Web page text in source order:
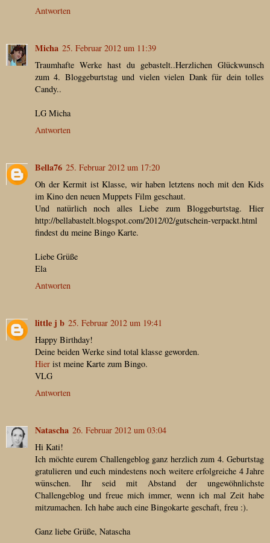
Antworten
Micha 25. Februar 2012 um 11:39
Traumhafte Werke hast du gebastelt..Herzlichen Glückwunsch
zum 4. Bloggeburtstag und vielen vielen Dank für dein tolles
Candy..
LG Micha
Antworten
Bella76 25. Februar 2012 um 17:20
Oh der Kermit ist Klasse, wir haben letztens noch mit den Kids
im Kino den neuen Muppets Film geschaut.
Und natürlich noch alles Liebe zum Bloggeburtstag. Hier
http://bellabastelt.blogspot.com/2012/02/gutschein-verpackt.html
findest du meine Bingo Karte.
Liebe Grüße
Ela
Antworten
little j b 25. Februar 2012 um 19:41
Happy Birthday!
Deine beiden Werke sind total klasse geworden.
Hier ist meine Karte zum Bingo.
VLG
Antworten
Natascha 26. Februar 2012 um 03:04
Hi Kati!
Ich möchte eurem Challengeblog ganz herzlich zum 4. Geburtstag
gratulieren und euch mindestens noch weitere erfolgreiche 4 Jahre
wünschen. Ihr seid mit Abstand der ungewöhnlichste
Challengeblog und freue mich immer, wenn ich mal Zeit habe
mitzumachen. Ich habe auch eine Bingokarte geschaft, freu :).
Ganz liebe Grüße, Natascha